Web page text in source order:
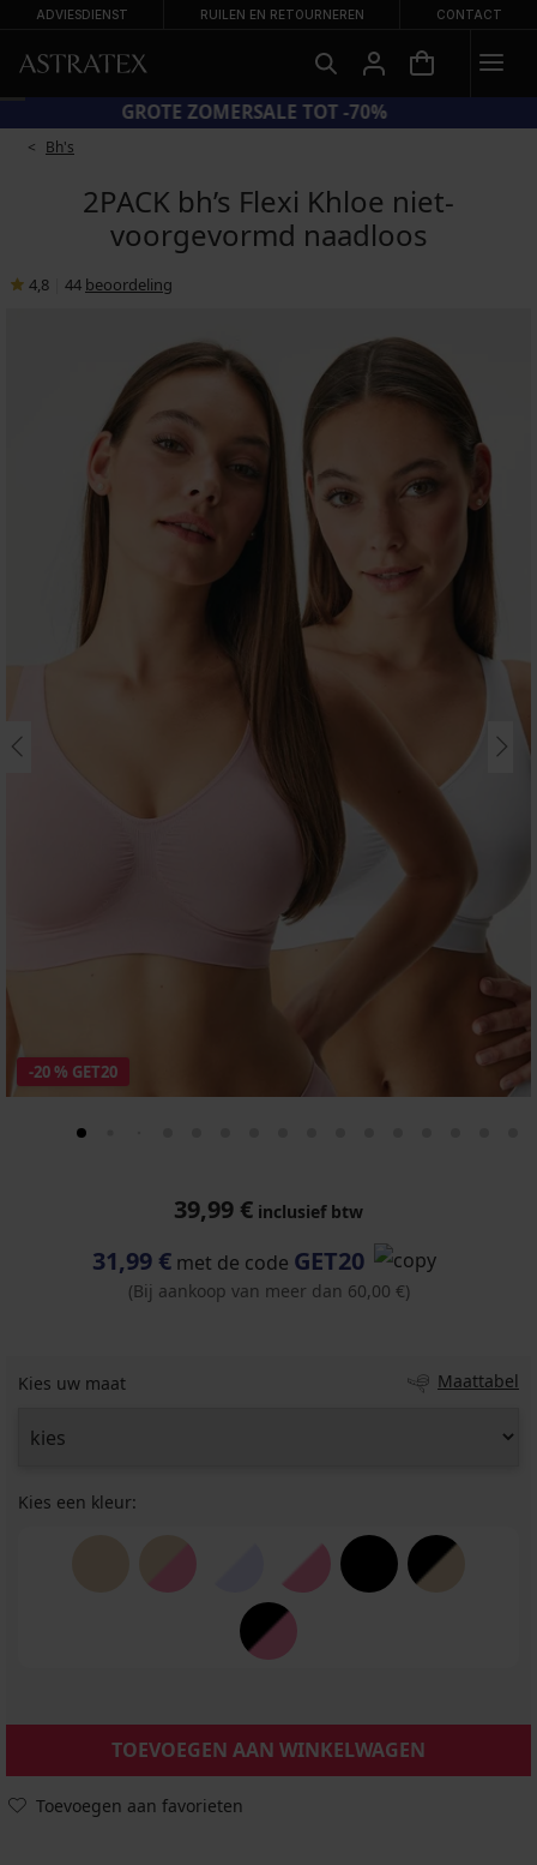
ADVIESDIENST RUILEN EN RETOURNEREN CONTACT
GROTE ZOMERSALE TOT -70%
Bh's
2PACK bh’s Flexi Khloe niet-
voorgevormd naadloos
4,8 44 beoordeling
-20 % GET20
39,99 € inclusief btw
31,99 €met de code GET20
(Bij aankoop van meer dan 60,00 €)
Kies uw maat Maattabel
Kies een kleur:
TOEVOEGEN AAN WINKELWAGEN
Toevoegen aan favorieten